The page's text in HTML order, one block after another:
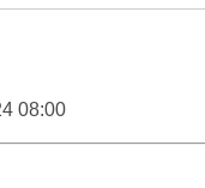
08:00